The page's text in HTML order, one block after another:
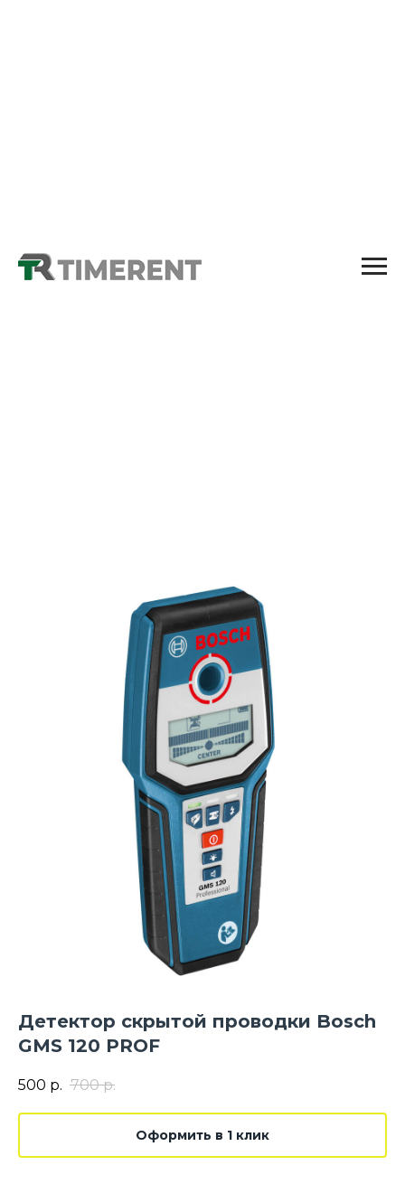
Детектор скрытой проводки Bosch
GMS 120 PROF
500 р. 700 р.
Оформить в 1 клик